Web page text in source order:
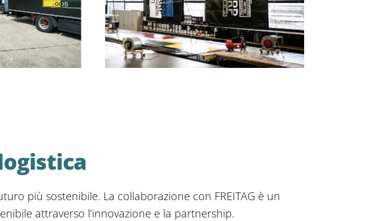
più sostenibile. La collaborazione con FREITAG è un
attraverso l’innovazione e la partnership.